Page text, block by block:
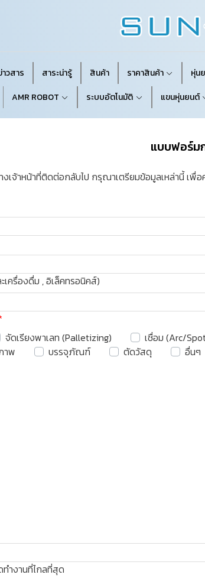
าวสาร สาระน่ารู้ สินค้า ราคาสินค้า หุ่น
AMR ROBOT
ระบบอัตโนมัติ แขนหุ่นยนต์
แบบฟอร์ม
เจ้าหน้าที่ติดต่อกลับไป กรุณาเตรียมข้อมูลเหล่านี้ เ
เครื่องดื่ม , อิเล็คทรอนิคส์)
จัดเรียงพาเลท (Palletizing) เชื่อม (Arc/
าพ บรรจุภัณฑ์ ตัดวัสดุ
อื่นๆ
ทำงานที่ไกลที่สุด